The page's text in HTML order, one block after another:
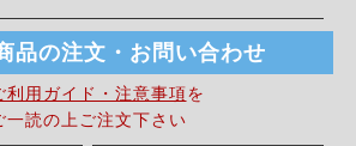
品の注文・お問い合わせ
利用ガイド・注意事項を
一読の上ご注文下さい